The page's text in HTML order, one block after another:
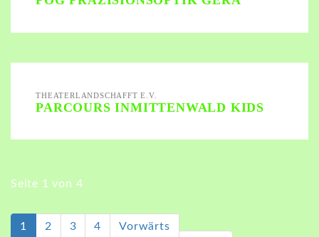
THEATERLANDSCHAFFT E.V.
PARCOURS INMITTENWALD KIDS
Seite 1 von 4
1 (aktuell)
2 3 4 Vorwärts